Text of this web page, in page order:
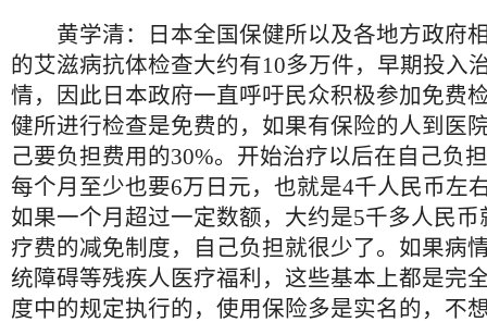
黄学清：日本全国保健所以及各地方政府
的艾滋病抗体检查大约有10多万件，早期投入
情，因此日本政府一直呼吁民众积极参加免费
健所进行检查是免费的，如果有保险的人到医
己要负担费用的30%。开始治疗以后在自己负
每个月至少也要6万日元，也就是4千人民币左
如果一个月超过一定数额，大约是5千多人民
疗费的减免制度，自己负担就很少了。如果病
统障碍等残疾人医疗福利，这些基本上都是完
度中的规定执行的，使用保险多是实名的，不